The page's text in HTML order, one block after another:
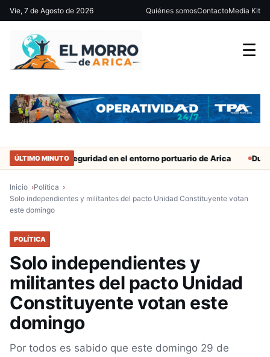
Vie, 7 de Agosto de 2026 Quiénes somosContactoMedia Kit
☰
ÚLTIMO MINUTOseguridad en el entorno portuario de Arica Duro
Inicio
Política
Solo independientes y militantes del pacto Unidad Constituyente votan
este domingo
POLÍTICA
Solo independientes y
militantes del pacto Unidad
Constituyente votan este
domingo
Por todos es sabido que este domingo 29 de